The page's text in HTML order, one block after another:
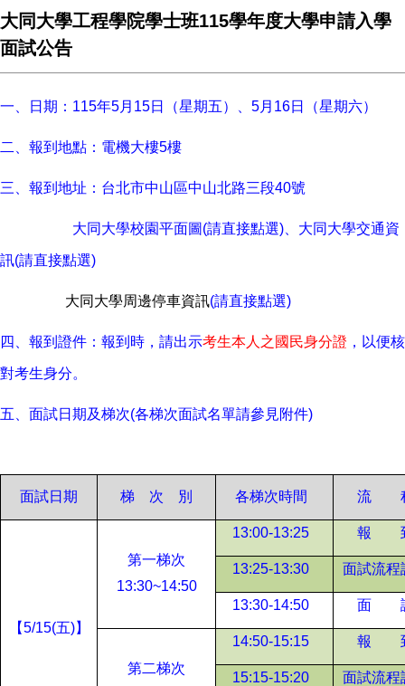
大同大學工程學院學士班115學年度大學申請入學
面試公告
一、日期：115年5月15日（星期五）、5月16日（星期六）
二、報到地點：電機大樓5樓
三、報到地址：台北市中山區中山北路三段40號
大同大學校園平面圖 (請直接點選)、 大同大學交通資
訊(請直接點選)
大同大學周邊停車資訊(請直接點選)
四、報到證件：報到時，請出示考生本人之國民身分證 ，以便核
對考生身分。
五、面試日期及梯次(各梯次面試名單請參見附件)
面試日期 梯 次 別 各梯次時間 流
【5/15(五)】
第一梯次
13:30~14:50
13:00-13:25 報
13:25-13:30 面試流程
13:30-14:50 面
第二梯次
14:50-15:15 報
15:15-15:20 面試流程